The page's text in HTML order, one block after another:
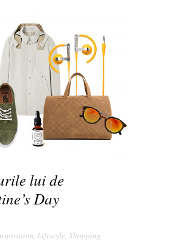
lui de
Day
, Lifestyle, Shopping